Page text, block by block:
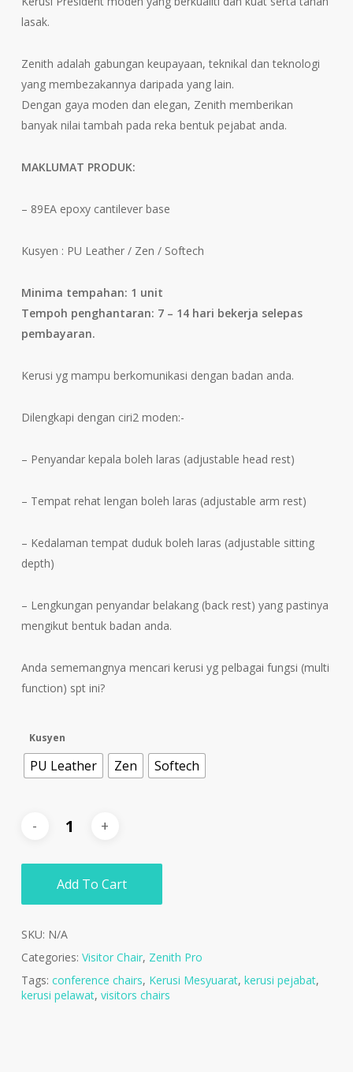
lasak.
Zenith adalah gabungan keupayaan, teknikal dan teknologi
yang membezakannya daripada yang lain.
Dengan gaya moden dan elegan, Zenith memberikan
banyak nilai tambah pada reka bentuk pejabat anda.
MAKLUMAT PRODUK:
– 89EA epoxy cantilever base
Kusyen : PU Leather / Zen / Softech
Minima tempahan: 1 unit
Tempoh penghantaran: 7 – 14 hari bekerja selepas
pembayaran.
Kerusi yg mampu berkomunikasi dengan badan anda.
Dilengkapi dengan ciri2 moden:-
– Penyandar kepala boleh laras (adjustable head rest)
– Tempat rehat lengan boleh laras (adjustable arm rest)
– Kedalaman tempat duduk boleh laras (adjustable sitting
depth)
– Lengkungan penyandar belakang (back rest) yang pastinya
mengikut bentuk badan anda.
Anda sememangnya mencari kerusi yg pelbagai fungsi (multi
function) spt ini?
Kusyen
PU Leather Zen Softech
Add To Cart
SKU: N/A
Categories: Visitor Chair, Zenith Pro
Tags: conference chairs, Kerusi Mesyuarat, kerusi pejabat,
kerusi pelawat, visitors chairs